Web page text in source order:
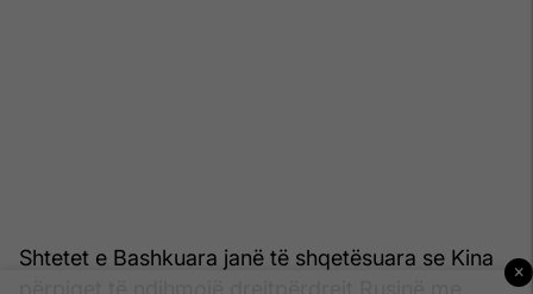
Shtetet e Bashkuara janë të shqetësuara se Kina
×